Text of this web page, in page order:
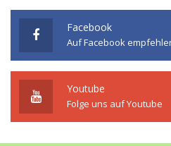
Facebook
Auf Facebook
Youtube
Folge uns auf Youtube